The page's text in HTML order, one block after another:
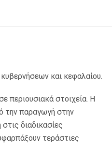
και κεφαλαίου.
περιουσιακά στοιχεία. Η
την παραγωγή στην
διαδικασίες
τεράστιες